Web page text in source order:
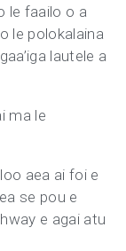
le faailo o a
le polokalaina
lautele a
ma le
aea ai foi e
se pou e
e agai atu